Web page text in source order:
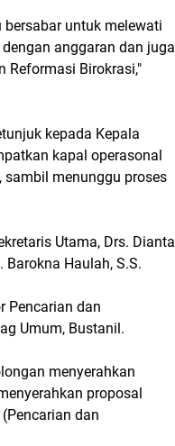
untuk melewati
anggaran dan juga
Reformasi Birokrasi,"
kepada Kepala
kapal operasonal
sambil menunggu proses
Utama, Drs. Dianta
Barokna Haulah, S.S.
Pencarian dan
Umum, Bustanil.
menyerahkan
proposal
dan